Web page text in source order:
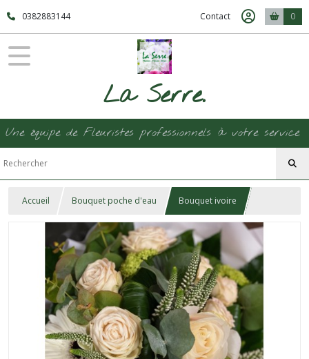
0382883144 Contact 0
La Serre.
Une équipe de Fleuristes professionnels à votre service
Accueil Bouquet poche d'eau Bouquet ivoire